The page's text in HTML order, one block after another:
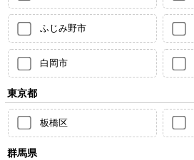
ふじみ野市
白岡市
東京都
板橋区
群馬県